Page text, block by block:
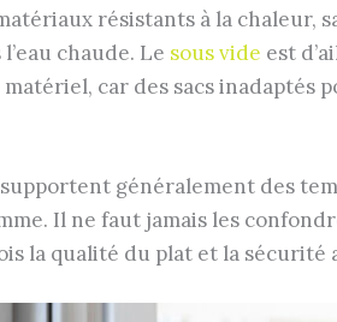
résistants à la chaleur,
chaude. Le sous vide est
car des sacs inadaptés
généralement des
Il ne faut jamais les
la qualité du plat et la sécurité